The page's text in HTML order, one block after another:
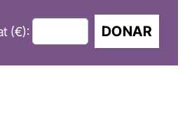
(€): DONAR